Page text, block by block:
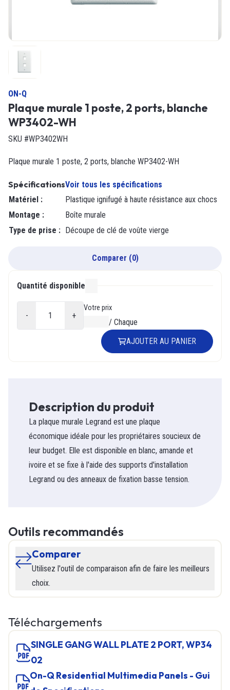
ON-Q
Plaque murale 1 poste, 2 ports, blanche
WP3402-WH
SKU #WP3402WH
Plaque murale 1 poste, 2 ports, blanche WP3402-WH
SpécificationsVoir tous les spécifications
Matériel :
Plastique ignifugé à haute résistance aux chocs
Montage :
Boîte murale
Type de prise : Découpe de clé de voûte vierge
Comparer (0)
Quantité disponible
- +
Votre prix
/ Chaque
AJOUTER AU PANIER
Description du produit
La plaque murale Legrand est une plaque
économique idéale pour les propriétaires soucieux de
leur budget. Elle est disponible en blanc, amande et
ivoire et se fixe à l'aide des supports d'installation
Legrand ou des anneaux de fixation basse tension.
Outils recommandés
Comparer
Utilisez l'outil de comparaison afin de faire les meilleurs
choix.
Téléchargements
SINGLE GANG WALL PLATE 2 PORT, WP34
02
On-Q Residential Multimedia Panels - Gui